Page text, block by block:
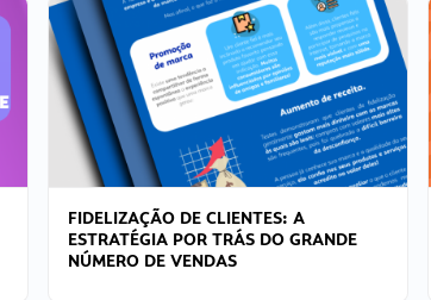
FIDELIZAÇÃO DE CLIENTES: A
ESTRATÉGIA POR TRÁS DO GRANDE
NÚMERO DE VENDAS